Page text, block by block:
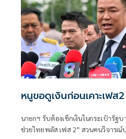
หนูขอดูเงินก่อนเคาะเฟส2
นายกฯ รับต้องเช็กเงินในกระเป๋ารัฐ
ช่วยไทยพลัส เฟส 2” สวนคนวิจารณ์ปมเป็นภาระประชาชน ชี้